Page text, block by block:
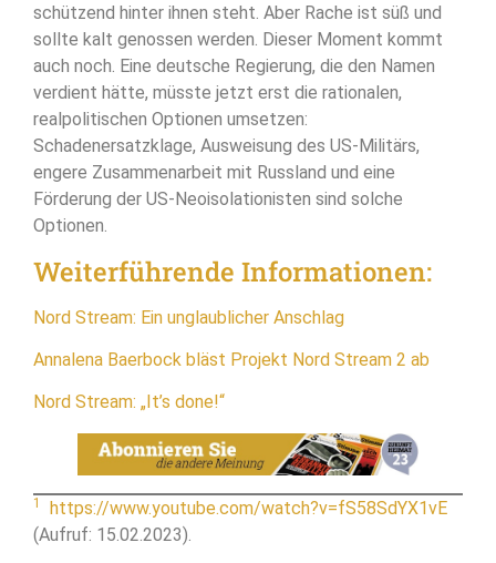
schützend hinter ihnen steht. Aber Rache ist süß und
sollte kalt genossen werden. Dieser Moment kommt
auch noch. Eine deutsche Regierung, die den Namen
verdient hätte, müsste jetzt erst die rationalen,
realpolitischen Optionen umsetzen:
Schadenersatzklage, Ausweisung des US-Militärs,
engere Zusammenarbeit mit Russland und eine
Förderung der US-Neoisolationisten sind solche
Optionen.
Weiterführende Informationen:
Nord Stream: Ein unglaublicher Anschlag
Annalena Baerbock bläst Projekt Nord Stream 2 ab
Nord Stream: „It’s done!“
1
https://www.youtube.com/watch?v=fS58SdYX1vE
(Aufruf: 15.02.2023).